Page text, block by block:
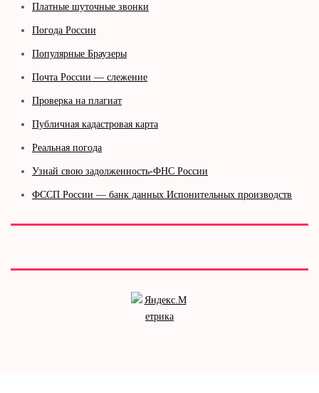
Платные шуточные звонки
Погода России
Популярные Браузеры
Почта России — слежение
Проверка на плагиат
Публичная кадастровая карта
Реальная погода
Узнай свою задолженность-ФНС России
ФССП России — банк данных Испонительных производств